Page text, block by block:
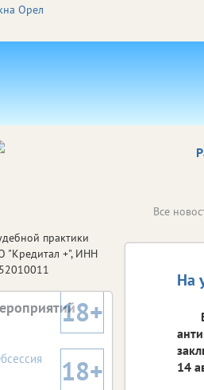
Все
На
14
"Кредитал +", ИНН
18+
18+